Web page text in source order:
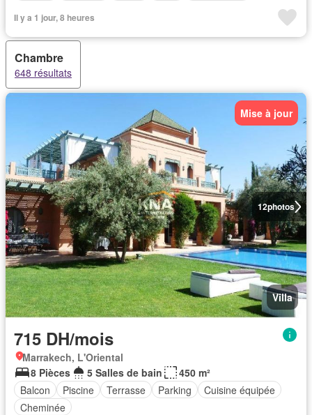
Il y a 1 jour, 8 heures
Chambre
648 résultats
12photos
Mise à jour
Villa
715 DH/mois
Marrakech, L'Oriental
8 Pièces
5 Salles de bain
450 m²
Balcon
Piscine Terrasse Parking
Cuisine équipée
Cheminée